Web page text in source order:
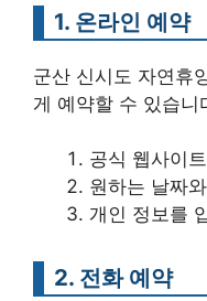
1. 온라인 예약
군산 신시도 자연휴
게 예약할 수 있습
공식 웹사이
원하는 날짜
개인 정보를
2. 전화 예약